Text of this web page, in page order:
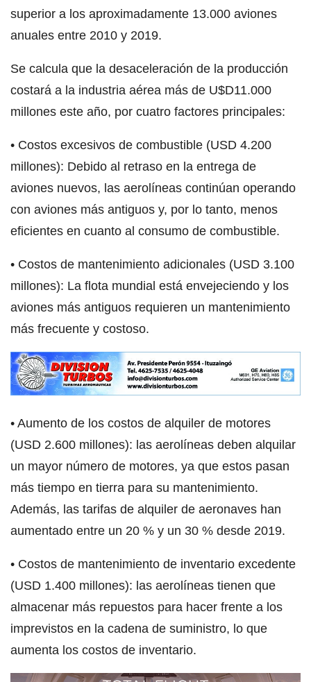
superior a los aproximadamente 13.000 aviones
anuales entre 2010 y 2019.
Se calcula que la desaceleración de la producción
costará a la industria aérea más de U$D11.000
millones este año, por cuatro factores principales:
• Costos excesivos de combustible (USD 4.200
millones): Debido al retraso en la entrega de
aviones nuevos, las aerolíneas continúan operando
con aviones más antiguos y, por lo tanto, menos
eficientes en cuanto al consumo de combustible.
• Costos de mantenimiento adicionales (USD 3.100
millones): La flota mundial está envejeciendo y los
aviones más antiguos requieren un mantenimiento
más frecuente y costoso.
• Aumento de los costos de alquiler de motores
(USD 2.600 millones): las aerolíneas deben alquilar
un mayor número de motores, ya que estos pasan
más tiempo en tierra para su mantenimiento.
Además, las tarifas de alquiler de aeronaves han
aumentado entre un 20 % y un 30 % desde 2019.
• Costos de mantenimiento de inventario excedente
(USD 1.400 millones): las aerolíneas tienen que
almacenar más repuestos para hacer frente a los
imprevistos en la cadena de suministro, lo que
aumenta los costos de inventario.